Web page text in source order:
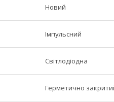
Новий
Імпульсний
Світлодіодна
Герметично